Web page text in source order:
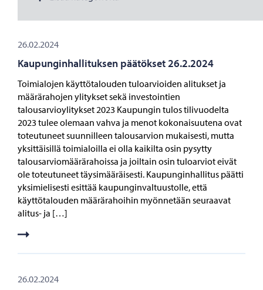
26.02.2024
Kaupunginhallituksen päätökset 26.2.2024
Toimialojen käyttötalouden tuloarvioiden alitukset ja
määrärahojen ylitykset sekä investointien
talousarvioylitykset 2023 Kaupungin tulos tilivuodelta
2023 tulee olemaan vahva ja menot kokonaisuutena ovat
toteutuneet suunnilleen talousarvion mukaisesti, mutta
yksittäisillä toimialoilla ei olla kaikilta osin pysytty
talousarviomäärärahoissa ja joiltain osin tuloarviot eivät
ole toteutuneet täysimääräisesti. Kaupunginhallitus päätti
yksimielisesti esittää kaupunginvaltuustolle, että
käyttötalouden määrärahoihin myönnetään seuraavat
alitus- ja […]
26.02.2024